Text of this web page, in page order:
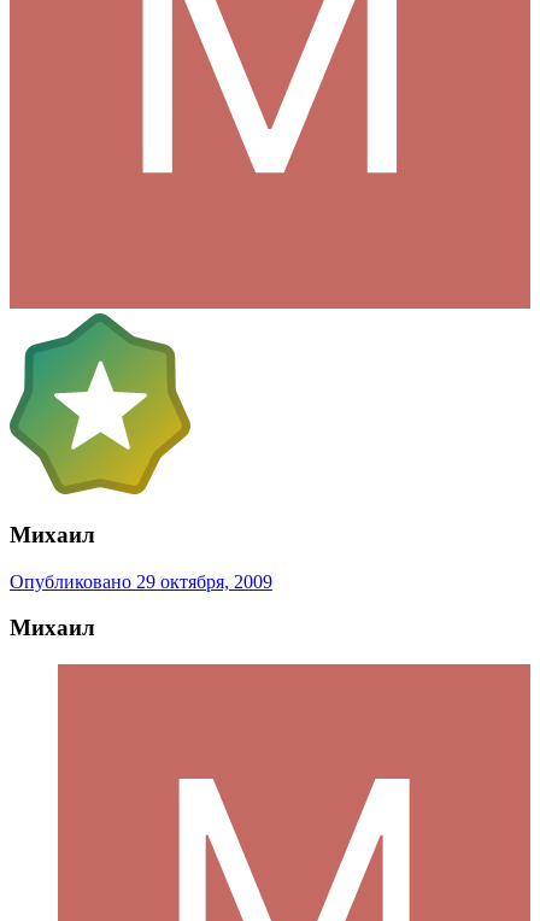
Михаил
Опубликовано 29 октября, 2009
Михаил